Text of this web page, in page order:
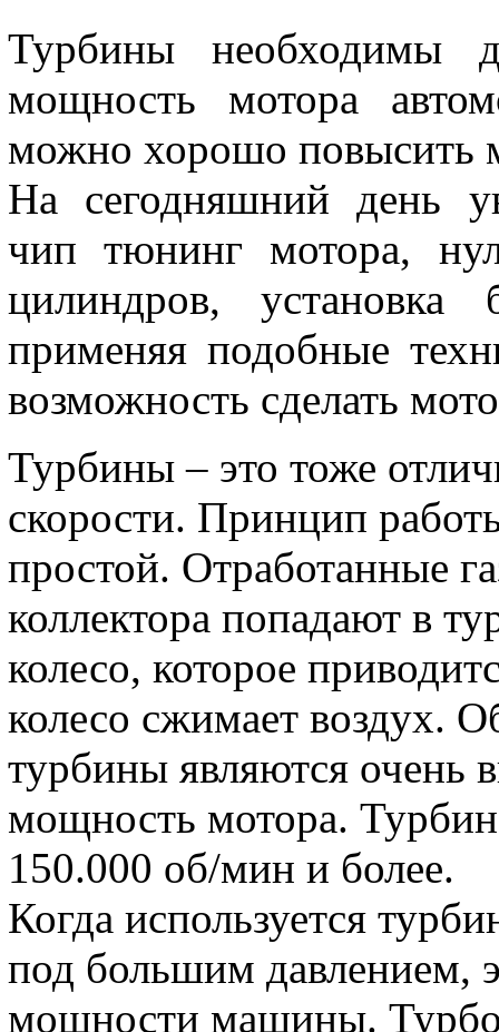
Турбины необходимы
мощность мотора
можно хорошо повысить
На сегодняшний день
чип тюнинг мотора,
цилиндров, установка
применяя подобные
возможность сделать
Турбины – это тоже
скорости. Принцип
простой. Отработанные
коллектора попадают в
колесо, которое
колесо сжимает воздух.
турбины являются очень
мощность мотора.
150.000 об/мин и более.
Когда используется
под большим давлением,
мощности машины.